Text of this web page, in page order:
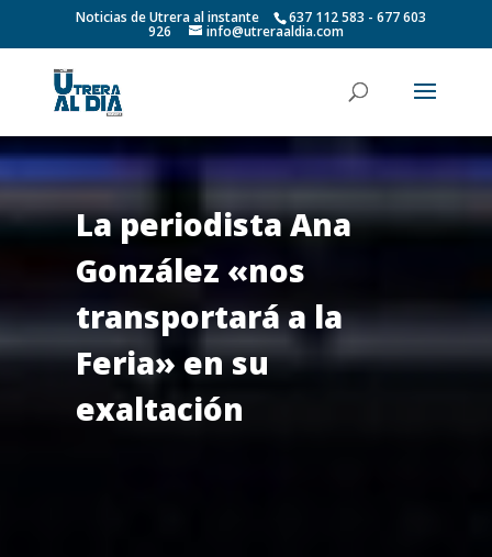
Noticias de Utrera al instante 637 112 583 - 677 603
926 info@utreraaldia.com
La periodista Ana
González «nos
transportará a la
Feria» en su
exaltación